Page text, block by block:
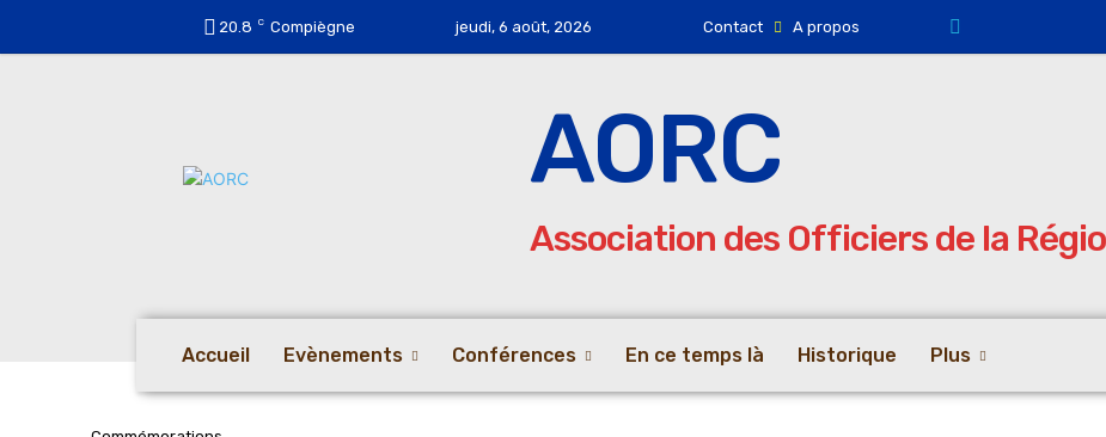
20.8 C Compiègne jeudi, 6 août, 2026 Contact A propos
AORC
Association des Officiers de la
Accueil Evènements Conférences En ce temps là Historique Plus